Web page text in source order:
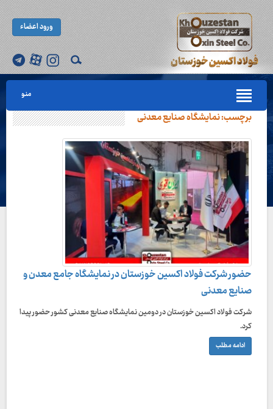
ورود اعضاء
منو
برچسب:نمایشگاه صنایع معدنی
حضور شرکت فولاد اکسین خوزستان در نمایشگاه جامع معدن و
صنایع معدنی
شرکت فولاد اکسین خوزستان در دومین نمایشگاه صنایع معدنی کشور حضور پیدا
کرد.
ادامه مطلب